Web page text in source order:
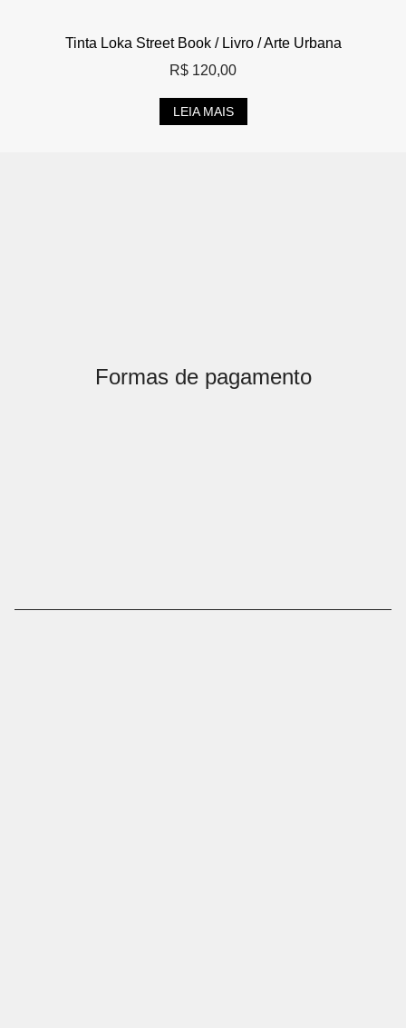
Tinta Loka Street Book / Livro / Arte Urbana
R$ 120,00
LEIA MAIS
Formas de pagamento